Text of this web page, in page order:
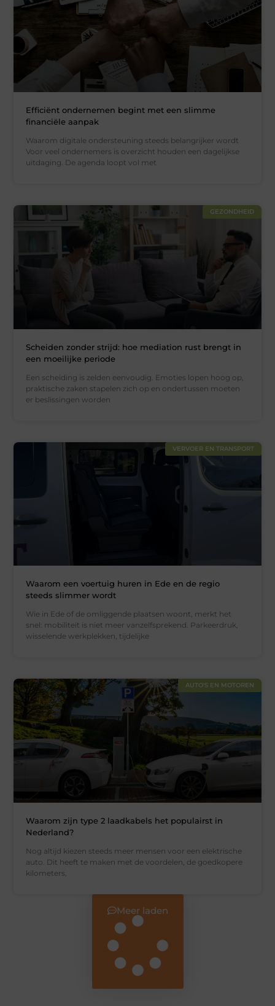
Efficiënt ondernemen begint met een slimme
financiële aanpak
Waarom digitale ondersteuning steeds belangrijker wordt
Voor veel ondernemers is overzicht houden een dagelijkse
uitdaging. De agenda loopt vol met
GEZONDHEID
Scheiden zonder strijd: hoe mediation rust brengt in
een moeilijke periode
Een scheiding is zelden eenvoudig. Emoties lopen hoog op,
praktische zaken stapelen zich op en ondertussen moeten
er beslissingen worden
VERVOER EN TRANSPORT
Waarom een voertuig huren in Ede en de regio
steeds slimmer wordt
Wie in Ede of de omliggende plaatsen woont, merkt het
snel: mobiliteit is niet meer vanzelfsprekend. Parkeerdruk,
wisselende werkplekken, tijdelijke
AUTO'S EN MOTOREN
Waarom zijn type 2 laadkabels het populairst in
Nederland?
Nog altijd kiezen steeds meer mensen voor een elektrische
auto. Dit heeft te maken met de voordelen, de goedkopere
kilometers,
Meer laden